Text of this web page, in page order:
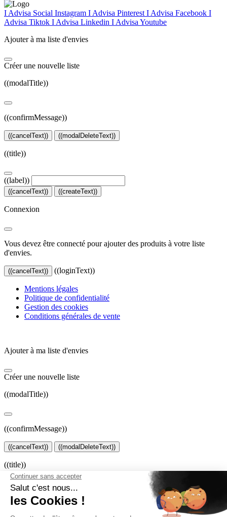
I Advisa Social Instagram I Advisa Pinterest I Advisa Facebook I
Advisa Tiktok I Advisa Linkedin I Advisa Youtube
Ajouter à ma liste d'envies
Créer une nouvelle liste
((modalTitle))
((confirmMessage))
((cancelText)) ((modalDeleteText))
((title))
((label))
((cancelText)) ((createText))
Connexion
Vous devez être connecté pour ajouter des produits à votre liste
d'envies.
((cancelText)) ((loginText))
Mentions légales
Politique de confidentialité
Gestion des cookies
Conditions générales de vente
Ajouter à ma liste d'envies
Créer une nouvelle liste
((modalTitle))
((confirmMessage))
((cancelText)) ((modalDeleteText))
((title))
((label))
((cancelText)) ((createText))